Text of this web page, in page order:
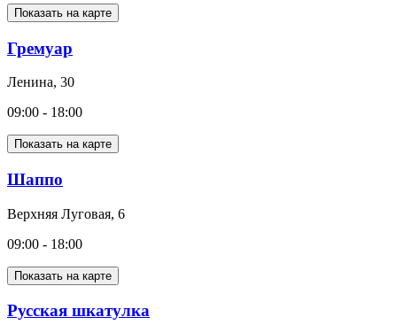
Показать на карте
Гремуар
Ленина, 30
09:00 - 18:00
Показать на карте
Шаппо
Верхняя Луговая, 6
09:00 - 18:00
Показать на карте
Русская шкатулка